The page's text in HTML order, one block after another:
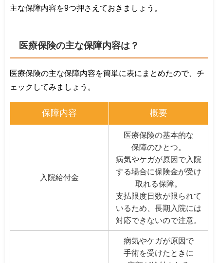
主な保障内容を9つ押さえておきましょう。
医療保険の主な保障内容は？
医療保険の主な保障内容を簡単に表にまとめたので、チ
ェックしてみましょう。
保障内容 概要
入院給付金
医療保険の基本的な
保障のひとつ。
病気やケガが原因で入院
する場合に保険金が受け
取れる保障。
支払限度日数が限られて
いるため、長期入院には
対応できないので注意。
病気やケガが原因で
手術を受けたときに